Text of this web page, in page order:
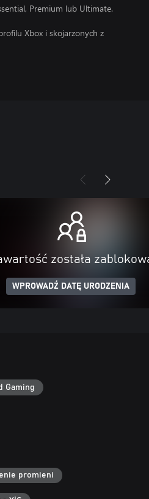
Premium lub Ultimate.
Xbox i skojarzonych z
została
WPROWADŹ DATĘ URODZENIA
Gaming
promieni